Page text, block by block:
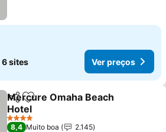
6 sites Ver preços
PartilharAdicionar aos favoritos
Mercure Omaha Beach
Hotel
Ver preços
4 Estrelas
8,4 Muito boa
2.145